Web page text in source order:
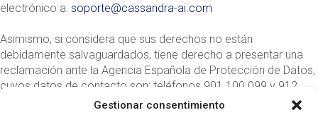
Gestionar consentimiento
electrónico a: soporte@cassandra-ai.com
Asimismo, si considera que sus derechos no están
debidamente salvaguardados, tiene derecho a presentar una
reclamación ante la Agencia Española de Protección de Datos,
cuyos datos de contacto son: teléfonos 901 100 099 y 912
663 517; dirección postal C/Jorge Juan 6, 28001 Madrid;